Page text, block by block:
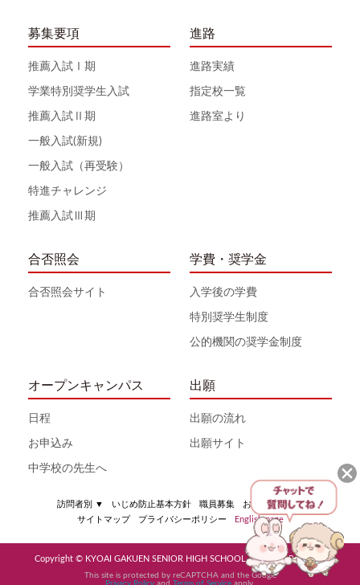
募集要項
推薦入試Ⅰ期
学業特別奨学生入試
推薦入試Ⅱ期
一般入試(新規)
一般入試（再受験）
特進チャレンジ
推薦入試Ⅲ期
進路
進路実績
指定校一覧
進路室より
合否照会
合否照会サイト
学費・奨学金
入学後の学費
特別奨学生制度
公的機関の奨学金制度
オープンキャンパス
日程
お申込み
中学校の先生へ
出願
出願の流れ
出願サイト
訪問者別 ▼ いじめ防止基本方針 職員募集
お問い合わせ
サイトマップ
プライバシーポリシー English page
Copyright © KYOAI GAKUEN SENIOR HIGH SCHOOL All Rights Reserved
This site is protected by reCAPTCHA and the Google
Privacy Policy and Terms of Service apply.